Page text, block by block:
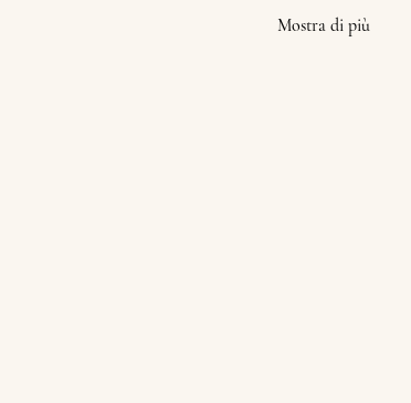
Mostra di più